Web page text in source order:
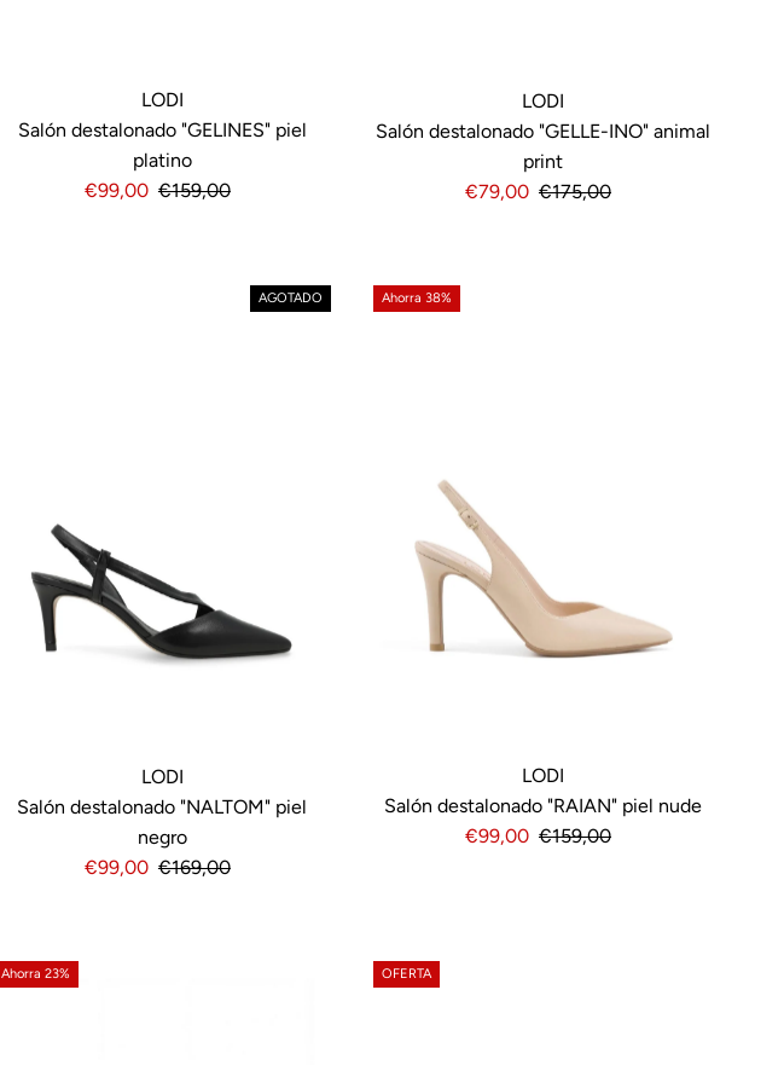
LODI
Salón destalonado "GELINES" piel
platino
Precio
€99,00 Precio
€159,00
LODI
Salón destalonado "GELLE-INO" animal
print
Precio
€79,00 Precio
€175,00
AGOTADO
LODI
Salón destalonado "NALTOM" piel
negro
Precio
€99,00 Precio
€169,00
Ahorra 38%
LODI
Salón destalonado "RAIAN" piel nude
Precio
€99,00 Precio
€159,00
Ahorra 23% OFERTA